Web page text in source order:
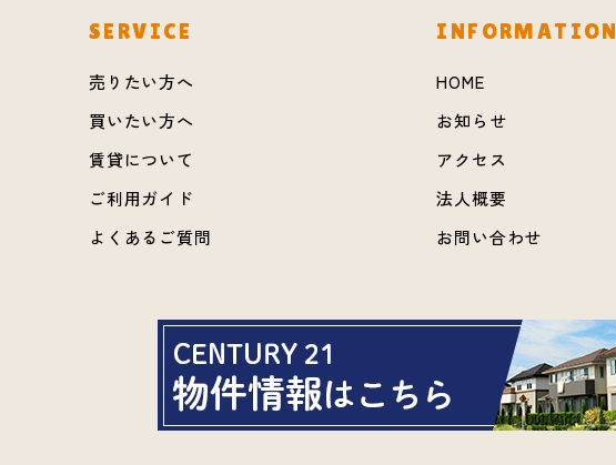
SERVICE
売りたい方へ
買いたい方へ
賃貸について
ご利用ガイド
よくあるご質問
INFORMATION
HOME
お知らせ
アクセス
法人概要
お問い合わせ